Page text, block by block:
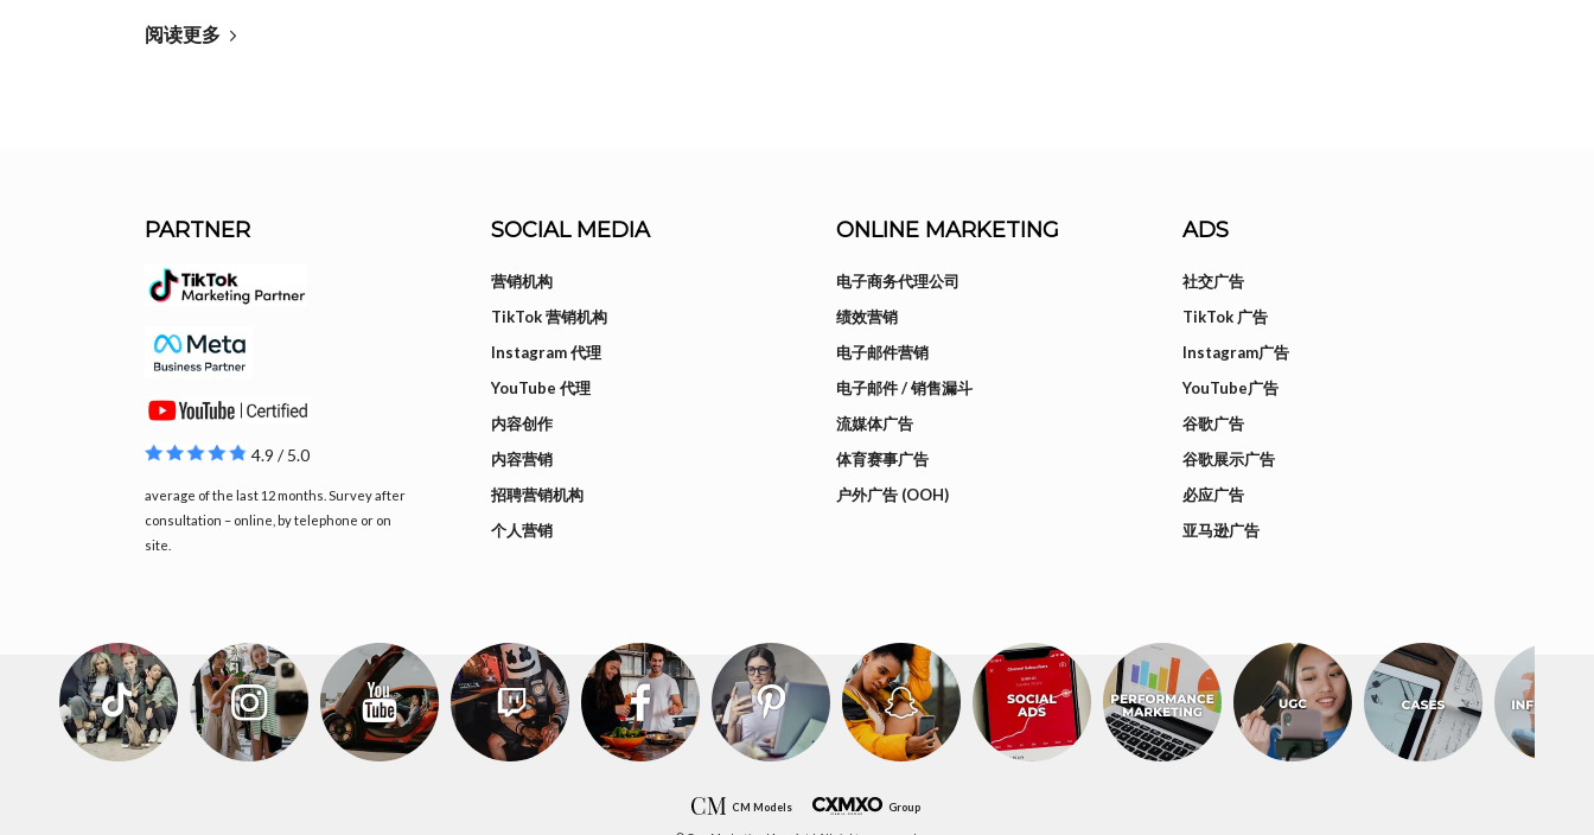
阅读更多
PARTNER
4.9 / 5.0
average of the last 12 months. Survey after
consultation – online, by telephone or on
site.
SOCIAL MEDIA
营销机构
TikTok 营销机构
Instagram 代理
YouTube 代理
内容创作
内容营销
招聘营销机构
个人营销
ONLINE MARKETING
电子商务代理公司
绩效营销
电子邮件营销
电子邮件 / 销售漏斗
流媒体广告
体育赛事广告
户外广告 (OOH)
ADS
社交广告
TikTok 广告
Instagram广告
YouTube广告
谷歌广告
谷歌展示广告
必应广告
亚马逊广告
CM Models Group